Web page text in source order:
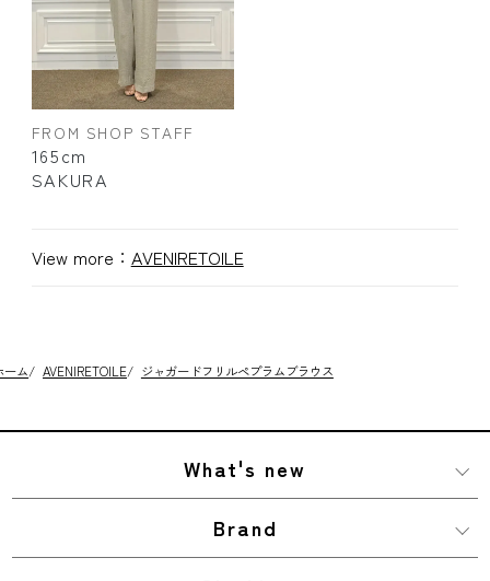
FROM SHOP STAFF
165cm
SAKURA
View more： AVENIRETOILE
ーム/ AVENIRETOILE/ ジャガードフリルペプラムブラウス
What's new
Brand